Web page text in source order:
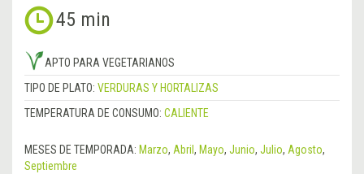
45 min
APTO PARA VEGETARIANOS
TIPO DE PLATO: VERDURAS Y HORTALIZAS
TEMPERATURA DE CONSUMO: CALIENTE
MESES DE TEMPORADA: Marzo, Abril , Mayo, Junio, Julio, Agosto,
Septiembre